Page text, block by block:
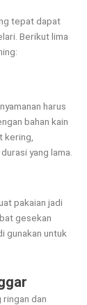
tepat dapat
Berikut lima
harus
bahan kain
kering,
yang lama.
pakaian jadi
gesekan
gunakan untuk
ringan dan